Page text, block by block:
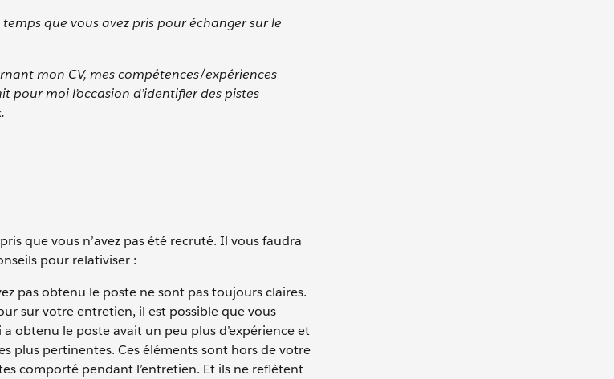
que vous avez pris pour échanger sur le
mon CV, mes compétences/expériences
pour moi l’occasion d’identifier des pistes
que vous n’avez pas été recruté. Il vous faudra
pour relativiser :
pas obtenu le poste ne sont pas toujours claires.
sur votre entretien, il est possible que vous
obtenu le poste avait un peu plus d’expérience et
plus pertinentes. Ces éléments sont hors de votre
comporté pendant l’entretien. Et ils ne reflètent